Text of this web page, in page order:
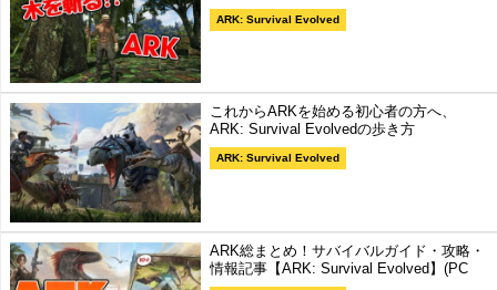
ARK: Survival Evolved
これからARKを始める初心者の方へ、
ARK: Survival Evolvedの歩き方
ARK: Survival Evolved
ARK総まとめ！サバイバルガイド・攻略・
情報記事【ARK: Survival Evolved】(PC